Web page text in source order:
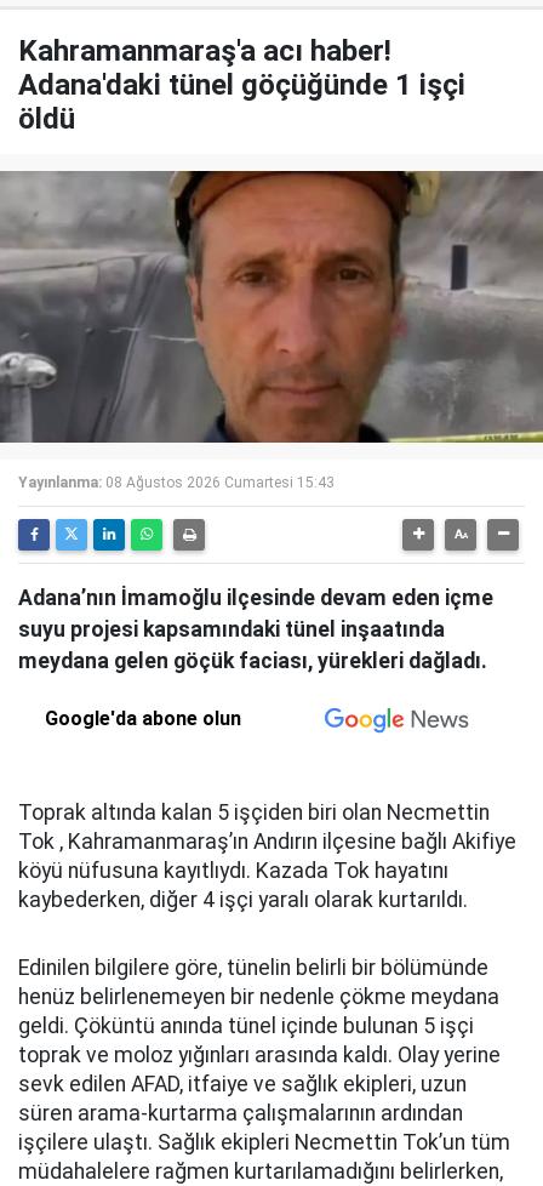
Kahramanmaraş'a acı haber!
Adana'daki tünel göçüğünde 1 işçi
öldü
Yayınlanma: 08 Ağustos 2026 Cumartesi 15:43
Adana’nın İmamoğlu ilçesinde devam eden içme
suyu projesi kapsamındaki tünel inşaatında
meydana gelen göçük faciası, yürekleri dağladı.
Google'da abone olun
Toprak altında kalan 5 işçiden biri olan Necmettin
Tok , Kahramanmaraş’ın Andırın ilçesine bağlı Akifiye
köyü nüfusuna kayıtlıydı. Kazada Tok hayatını
kaybederken, diğer 4 işçi yaralı olarak kurtarıldı.
Edinilen bilgilere göre, tünelin belirli bir bölümünde
henüz belirlenemeyen bir nedenle çökme meydana
geldi. Çöküntü anında tünel içinde bulunan 5 işçi
toprak ve moloz yığınları arasında kaldı. Olay yerine
sevk edilen AFAD, itfaiye ve sağlık ekipleri, uzun
süren arama-kurtarma çalışmalarının ardından
işçilere ulaştı. Sağlık ekipleri Necmettin Tok’un tüm
müdahalelere rağmen kurtarılamadığını belirlerken,